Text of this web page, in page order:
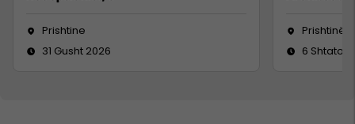
Prishtine
31 Gusht 2026
Prishtinë
6 Shtator